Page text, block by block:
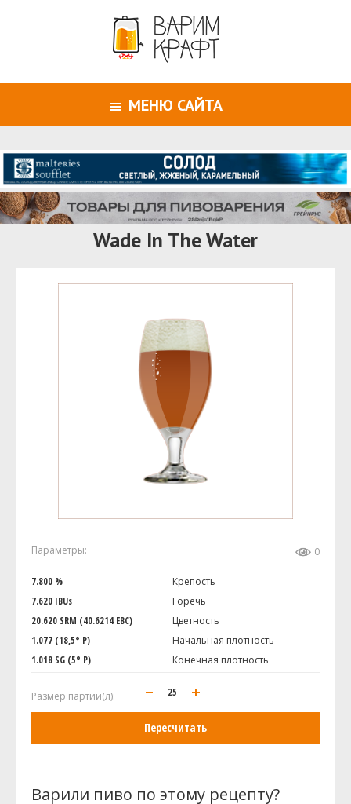
МЕНЮ САЙТА
Wade In The Water
Параметры: 0
7.800 %
Крепость
7.620 IBUs
Горечь
20.620 SRM (40.6214 EBC)
Цветность
1.077 (18,5° P)
Начальная плотность
1.018 SG (5° P)
Конечная плотность
Размер партии(л):
Пересчитать
Варили пиво по этому рецепту?